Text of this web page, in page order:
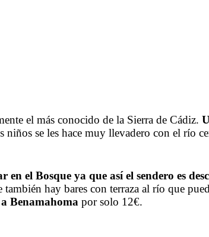
el más conocido de la Sierra de Cádiz.
se les hace muy llevadero con el río
el Bosque ya que así el sendero es
hay bares con terraza al río que
Benamahoma por solo 12€.